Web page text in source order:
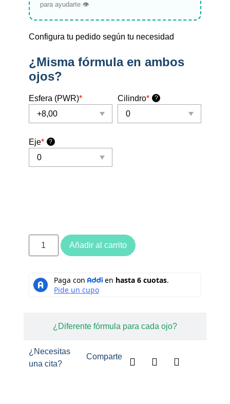
¿Diferente fórmula para cada ojo?
para ayudarte 👁️
Configura tu pedido según tu necesidad
¿Misma fórmula en ambos
ojos?
Esfera (PWR)* Cilindro* ?
Eje* ?
Añadir al carrito
¿Necesitas
una cita?
Comparte